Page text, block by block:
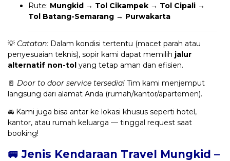
Rute: Mungkid → Tol Cikampek → Tol Cipali →
Tol Batang-Semarang → Purwakarta
💡 Catatan: Dalam kondisi tertentu (macet parah atau
penyesuaian teknis), sopir kami dapat memilih jalur
alternatif non-tol yang tetap aman dan efisien.
🚪 Door to door service tersedia! Tim kami menjemput
langsung dari alamat Anda (rumah/kantor/apartemen).
🚘 Kami juga bisa antar ke lokasi khusus seperti hotel,
kantor, atau rumah keluarga — tinggal request saat
booking!
🚐 Jenis Kendaraan Travel Mungkid –